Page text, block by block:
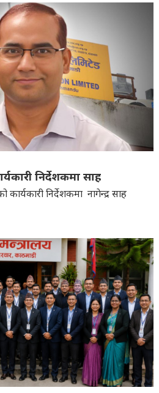
निर्देशकमा साह
निर्देशकमा नागेन्द्र साह